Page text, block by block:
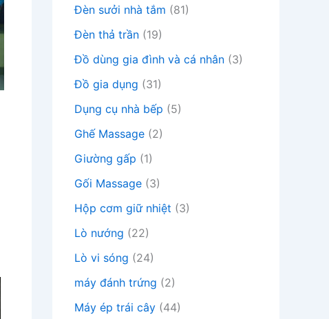
Đèn sưởi nhà tắm (81)
Đèn thả trần (19)
Đồ dùng gia đình và cá nhân (3)
Đồ gia dụng (31)
Dụng cụ nhà bếp (5)
Ghế Massage (2)
Giường gấp (1)
Gối Massage (3)
Hộp cơm giữ nhiệt (3)
Lò nướng (22)
Lò vi sóng (24)
máy đánh trứng (2)
Máy ép trái cây (44)